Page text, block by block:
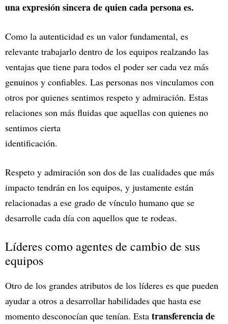
una expresión sincera de quien cada persona es.
Como la autenticidad es un valor fundamental, es
relevante trabajarlo dentro de los equipos realzando las
ventajas que tiene para todos el poder ser cada vez más
genuinos y confiables. Las personas nos vinculamos con
otros por quienes sentimos respeto y admiración. Estas
relaciones son más fluidas que aquellas con quienes no
sentimos cierta
identificación.
Respeto y admiración son dos de las cualidades que más
impacto tendrán en los equipos, y justamente están
relacionadas a ese grado de vínculo humano que se
desarrolle cada día con aquellos que te rodeas.
Líderes como agentes de cambio de sus
equipos
Otro de los grandes atributos de los líderes es que pueden
ayudar a otros a desarrollar habilidades que hasta ese
momento desconocían que tenían. Esta transferencia de